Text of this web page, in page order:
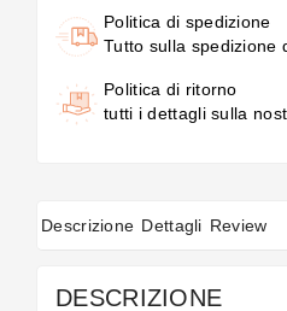
Politica di spedizione
Tutto sulla spedizione
Politica di ritorno
tutti i dettagli sulla
Descrizione Dettagli Review
DESCRIZIONE